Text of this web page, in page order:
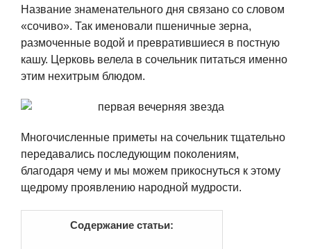
Название знаменательного дня связано со словом
«сочиво». Так именовали пшеничные зерна,
размоченные водой и превратившиеся в постную
кашу. Церковь велела в сочельник питаться именно
этим нехитрым блюдом.
Многочисленные приметы на сочельник тщательно
передавались последующим поколениям,
благодаря чему и мы можем прикоснуться к этому
щедрому проявлению народной мудрости.
Содержание статьи: